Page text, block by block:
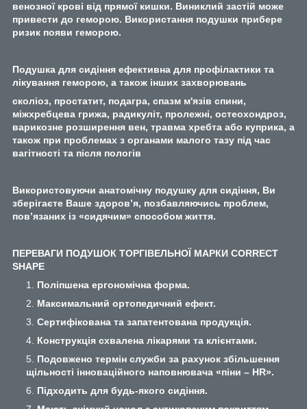
венозної крові від прямої кишки. Виниклий застій може
привести до геморою. Використання подушки прибере
ризик появи геморою.
Подушка для сидіння ефективна для профілактики та
лікування геморою, а також інших захворювань
сколіоз, простатит, подагра, спазм м'язів спини,
міжхребцева грижа, радикуліт, пролежні, остеохондроз,
варикозне розширення вен, травма хребта або куприка, а
також при проблемах з органами малого тазу під час
вагітності та після пологів
Використовуючи анатомічну подушку для сидіння, Ви
зберігаєте Ваше здоров’я, позбавляючись проблем,
пов’язаних із «сидячим» способом життя.
ПЕРЕВАГИ ПОДУШОК ТОРГІВЕЛЬНОЇ МАРКИ CORRECT
SHAPE
Поліпшена ергономічна форма.
Максимальний ортопедичний ефект.
Сертифікована та запатентована продукція.
Конструкція схвалена лікарями та клієнтами.
Подовжено термін служби за рахунок збільшення
щільності інноваційного наповнювача «піни – HR».
Підходить для будь-якого сидіння.